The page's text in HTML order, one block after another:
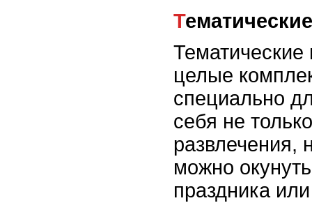
целые
специально
себя не
развлечения,
можно
праздника